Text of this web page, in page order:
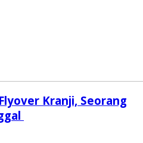
Kranji, Seorang